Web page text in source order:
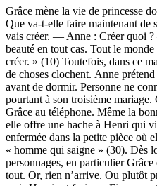
Grâce mène la vie de princesse
Que va-t-elle faire maintenant de
vais créer. — Anne : Créer quoi
beauté en tout cas. Tout le
créer. » (10) Toutefois, dans ce
de choses clochent. Anne
avant de dormir. Personne ne
pourtant à son troisième
Grâce au téléphone. Même la
elle offre une hache à Henri qui
enfermée dans la petite pièce où
« homme qui saigne » (30). Dès
personnages, en particulier Grâce
tout. Or, rien n’arrive. Ou plutôt